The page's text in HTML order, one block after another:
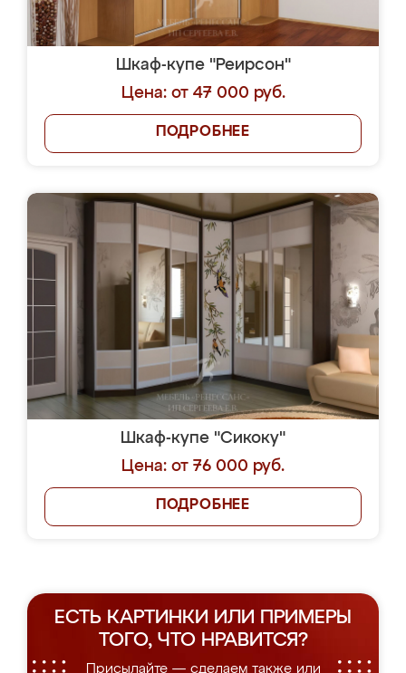
Шкаф-купе "Реирсон"
Цена: от 47 000 руб.
ПОДРОБНЕЕ
Шкаф-купе "Сикоку"
Цена: от 76 000 руб.
ПОДРОБНЕЕ
ЕСТЬ КАРТИНКИ ИЛИ ПРИМЕРЫ
ТОГО, ЧТО НРАВИТСЯ?
Присылайте — сделаем также или